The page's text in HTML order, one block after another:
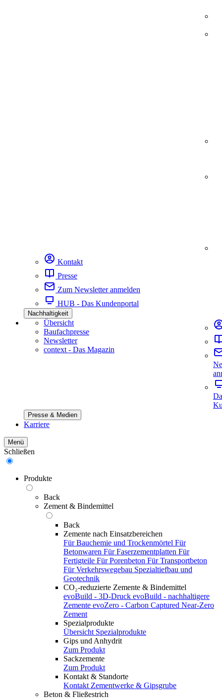
Kontakt
Presse
Zum Newsletter anmelden
HUB - Das Kundenportal
Nachhaltigkeit
Übersicht
Baufachpresse
Newsletter
context - Das Magazin
Presse & Medien
Karriere
Menü
Schließen
Produkte
Back
Zement & Bindemittel
Back
Zemente nach Einsatzbereichen
Für Bauchemie und Trockenmörtel Für
Betonwaren Für Faserzementplatten Für
Fertigteile Für Porenbeton Für Transportbeton
Für Verkehrswegebau Spezialtiefbau und
Geotechnik
CO₂-reduzierte Zemente & Bindemittel
evoBuild - 3D-Druck evoBuild - nachhaltigere
Zemente evoZero - Carbon Captured Near-Zero
Zement
Spezialprodukte
Übersicht Spezialprodukte
Gips und Anhydrit
Zum Produkt
Sackzemente
Zum Produkt
Kontakt & Standorte
Kontakt Zementwerke & Gipsgrube
Beton & Fließestrich